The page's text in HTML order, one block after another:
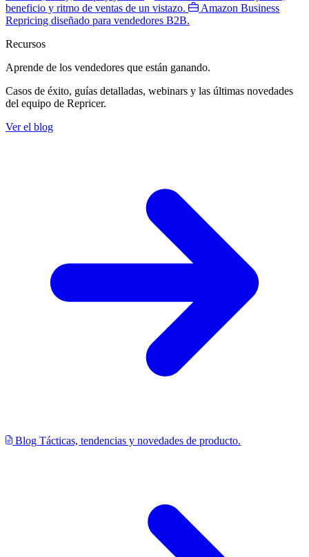
beneficio y ritmo de ventas de un vistazo.
Amazon Business
Repricing diseñado para vendedores B2B.
Recursos
Aprende de los vendedores que están ganando.
Casos de éxito, guías detalladas, webinars y las últimas novedades
del equipo de Repricer.
Ver el blog
Blog Tácticas, tendencias y novedades de producto.